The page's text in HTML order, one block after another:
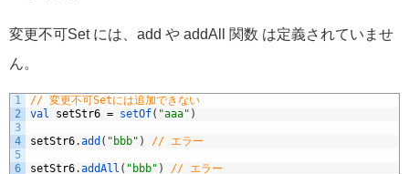
変更不可Set には、add や addAll 関数 は定義されていませ
ん。
1
2
3
4
5
6
// 変更不可Setには追加できない
val setStr6 = setOf( "aaa" )
setStr6.add ( "bbb" ) // エラー
setStr6.addAll ( "bbb" ) // エラー